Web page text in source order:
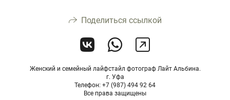
Поделиться ссылкой
Женский и семейный лайфстайл фотограф Лайт Альбина.
г. Уфа
Телефон: +7 (987) 494 92 64
Все права защищены